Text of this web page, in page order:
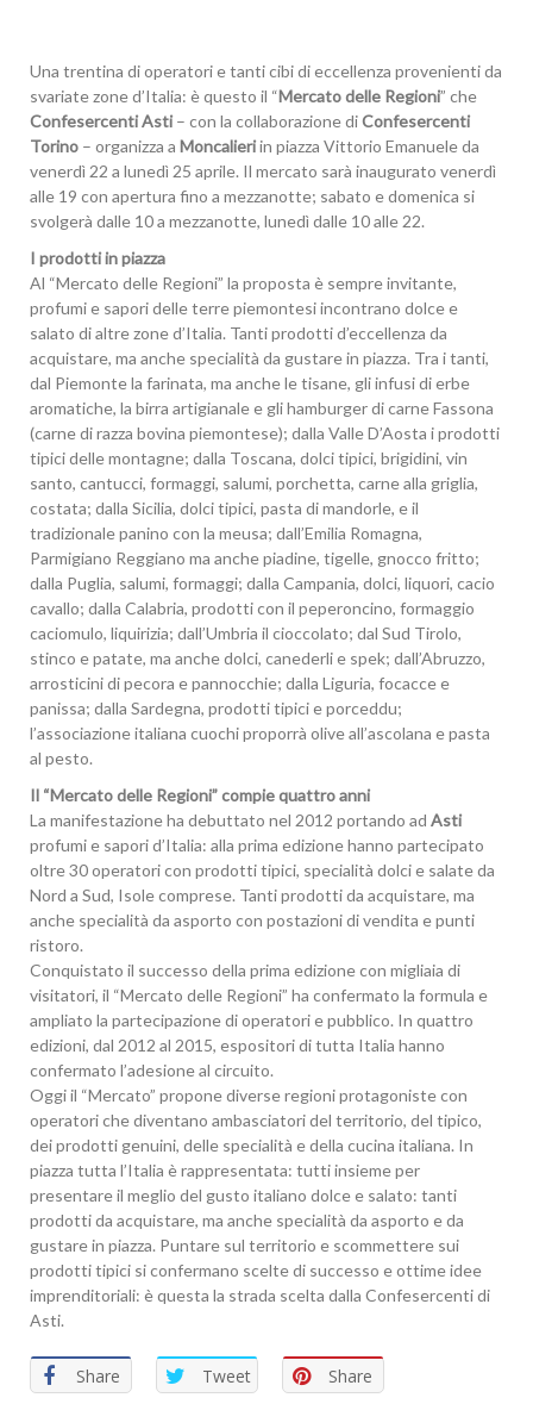
Una trentina di operatori e tanti cibi di eccellenza provenienti da
svariate zone d’Italia: è questo il “Mercato delle Regioni” che
Confesercenti Asti– con la collaborazione diConfesercenti
Torino – organizza a Moncalieriin piazza Vittorio Emanuele da
venerdì 22 a lunedì 25 aprile. Il mercato sarà inaugurato venerdì
alle 19 con apertura fino a mezzanotte; sabato e domenica si
svolgerà dalle 10 a mezzanotte, lunedì dalle 10 alle 22.
I prodotti in piazza
Al “Mercato delle Regioni” la proposta è sempre invitante,
profumi e sapori delle terre piemontesi incontrano dolce e
salato di altre zone d’Italia. Tanti prodotti d’eccellenza da
acquistare, ma anche specialità da gustare in piazza. Tra i tanti,
dal Piemonte la farinata, ma anche le tisane, gli infusi di erbe
aromatiche, la birra artigianale e gli hamburger di carne Fassona
(carne di razza bovina piemontese); dalla Valle D’Aosta i prodotti
tipici delle montagne; dalla Toscana, dolci tipici, brigidini, vin
santo, cantucci, formaggi, salumi, porchetta, carne alla griglia,
costata; dalla Sicilia, dolci tipici, pasta di mandorle, e il
tradizionale panino con la meusa; dall’Emilia Romagna,
Parmigiano Reggiano ma anche piadine, tigelle, gnocco fritto;
dalla Puglia, salumi, formaggi; dalla Campania, dolci, liquori, cacio
cavallo; dalla Calabria, prodotti con il peperoncino, formaggio
caciomulo, liquirizia; dall’Umbria il cioccolato; dal Sud Tirolo,
stinco e patate, ma anche dolci, canederli e spek; dall’Abruzzo,
arrosticini di pecora e pannocchie; dalla Liguria, focacce e
panissa; dalla Sardegna, prodotti tipici e porceddu;
l’associazione italiana cuochi proporrà olive all’ascolana e pasta
al pesto.
Il “Mercato delle Regioni” compie quattro anni
La manifestazione ha debuttato nel 2012 portando ad Asti
profumi e sapori d’Italia: alla prima edizione hanno partecipato
oltre 30 operatori con prodotti tipici, specialità dolci e salate da
Nord a Sud, Isole comprese. Tanti prodotti da acquistare, ma
anche specialità da asporto con postazioni di vendita e punti
ristoro.
Conquistato il successo della prima edizione con migliaia di
visitatori, il “Mercato delle Regioni” ha confermato la formula e
ampliato la partecipazione di operatori e pubblico. In quattro
edizioni, dal 2012 al 2015, espositori di tutta Italia hanno
confermato l’adesione al circuito.
Oggi il “Mercato” propone diverse regioni protagoniste con
operatori che diventano ambasciatori del territorio, del tipico,
dei prodotti genuini, delle specialità e della cucina italiana. In
piazza tutta l’Italia è rappresentata: tutti insieme per
presentare il meglio del gusto italiano dolce e salato: tanti
prodotti da acquistare, ma anche specialità da asporto e da
gustare in piazza. Puntare sul territorio e scommettere sui
prodotti tipici si confermano scelte di successo e ottime idee
imprenditoriali: è questa la strada scelta dalla Confesercenti di
Asti.
Share Tweet Share